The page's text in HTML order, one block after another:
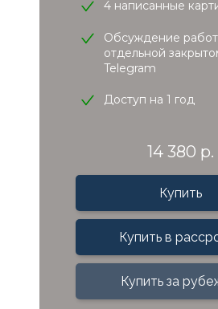
4 написанные
Обсуждение
отдельной
Telegram
Доступ на 1 год
14 380 р.
Купить
Купить в
Купить за